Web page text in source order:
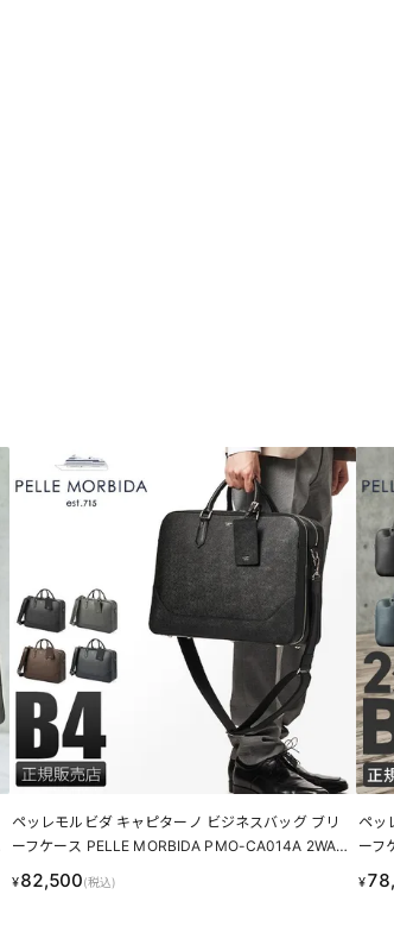
ペッレモルビダ キャピターノ ビジネスバッグ ブリ
ーフケース PELLE MORBIDA PMO-CA014A 2WAY
2室 B4ファイル
¥82,500(税込)
ペッ
ーフ
室
¥